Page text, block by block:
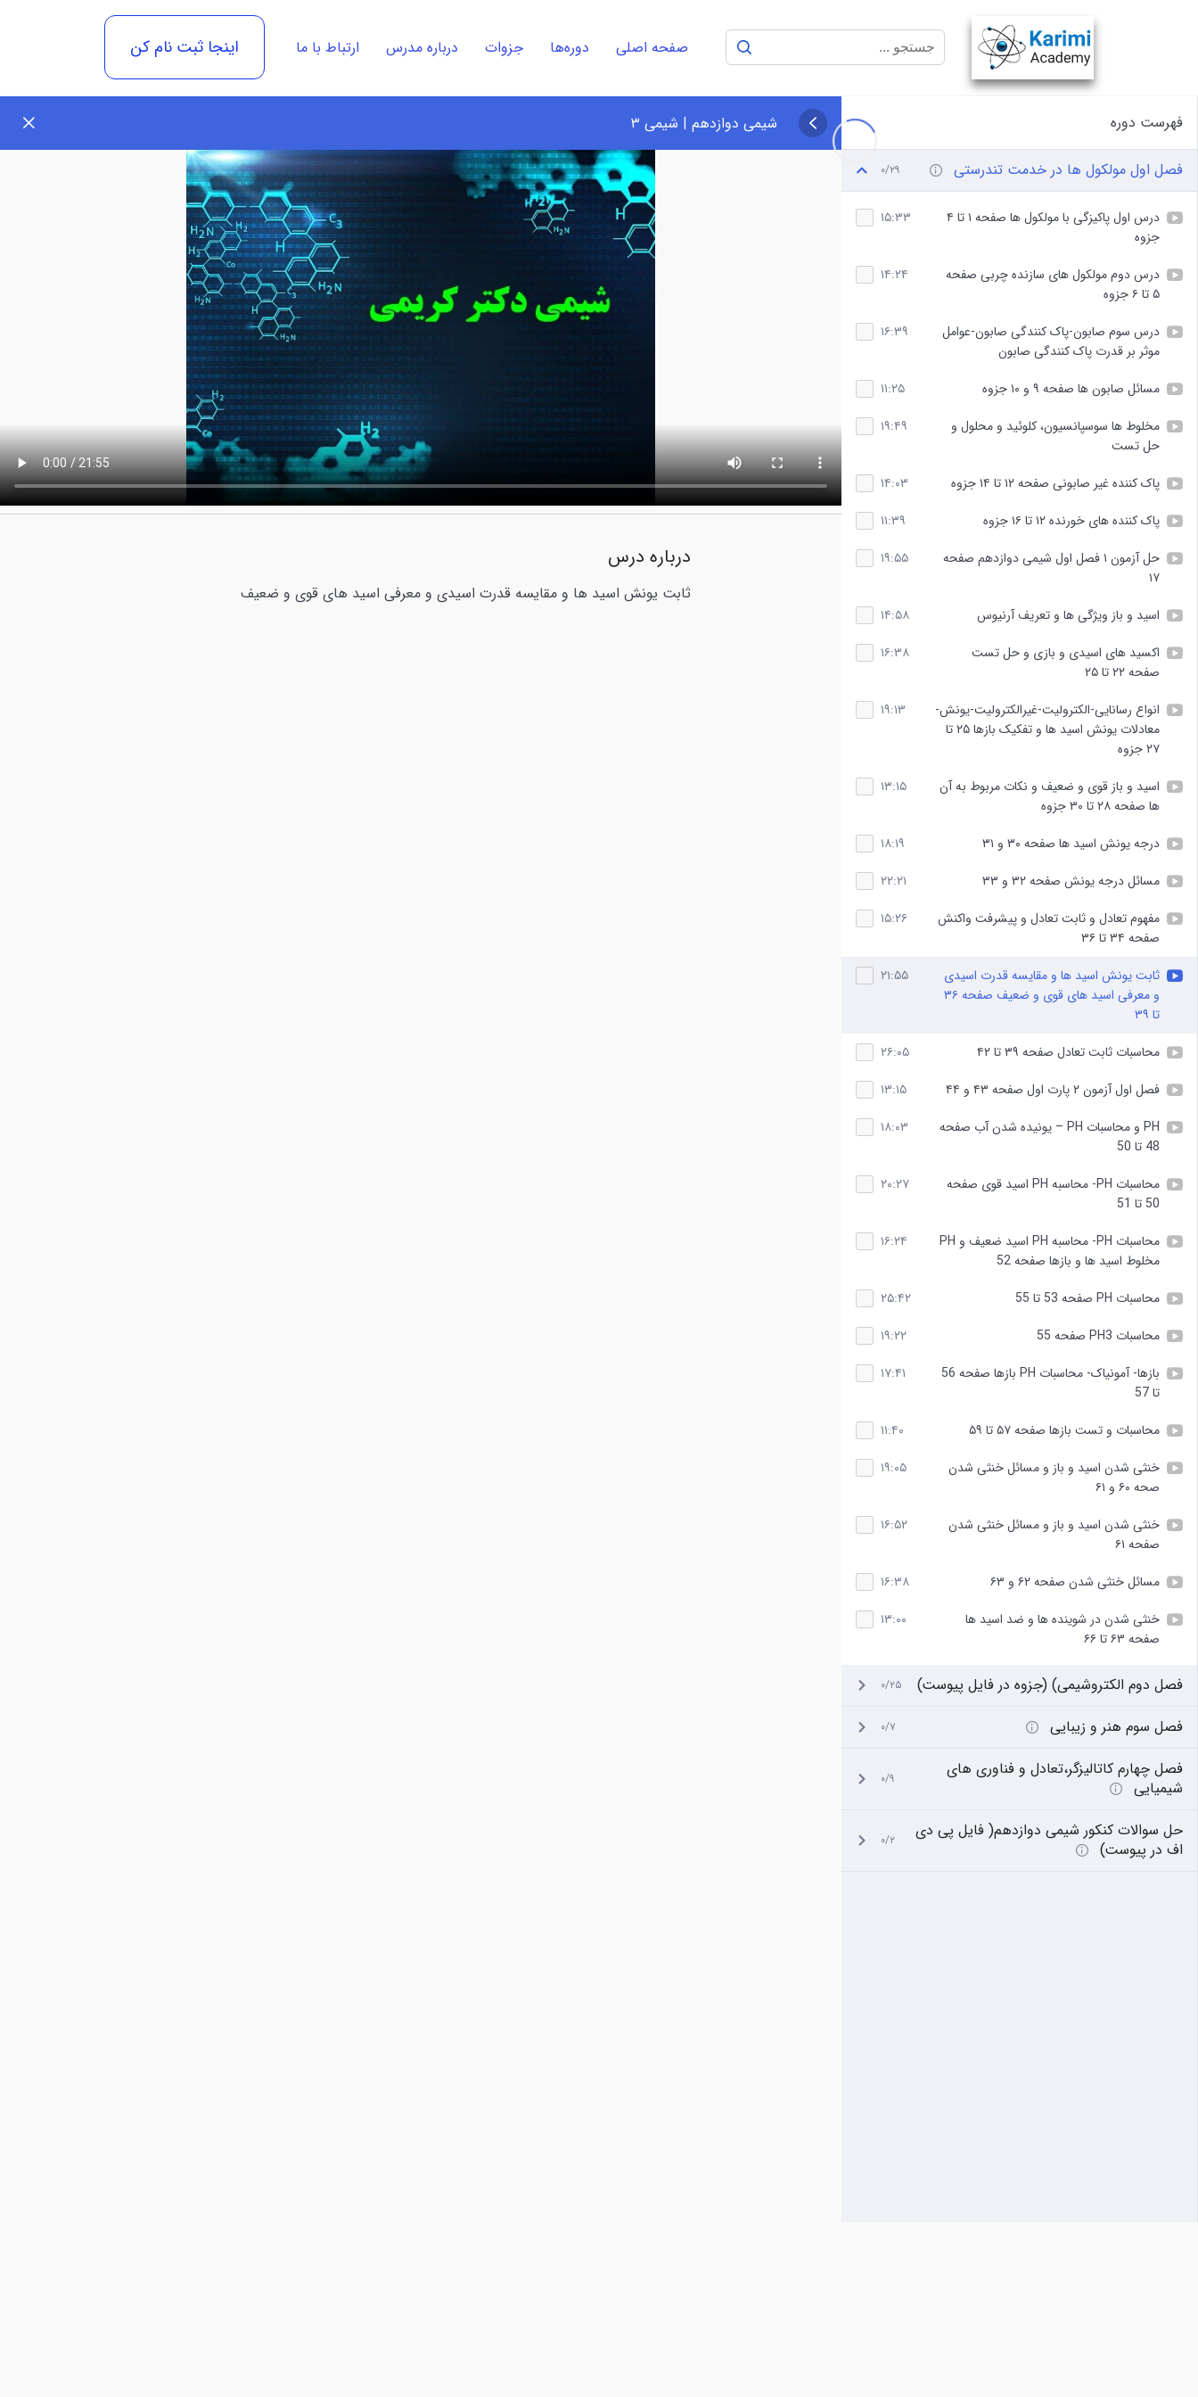
صفحه اصلی دوره‌ها جزوات درباره مدرس ارتباط با ما اینجا ثبت نام کن
فهرست دوره
فصل اول مولکول ها در خدمت تندرستی ۰/۲۹
درس اول پاکیزگی با مولکول ها صفحه ۱ تا ۴
جزوه
۱۵:۳۳
درس دوم مولکول های سازنده چربی صفحه
۵ تا ۶ جزوه
۱۴:۲۴
درس سوم صابون-پاک کنندگی صابون-عوامل
موثر بر قدرت پاک کنندگی صابون
۱۶:۳۹
مسائل صابون ها صفحه ۹ و ۱۰ جزوه
۱۱:۲۵
مخلوط ها سوسپانسیون، کلوئید و محلول و
حل تست
۱۹:۴۹
پاک کننده غیر صابونی صفحه ۱۲ تا ۱۴ جزوه
۱۴:۰۳
پاک کننده های خورنده ۱۲ تا ۱۶ جزوه
۱۱:۳۹
حل آزمون ۱ فصل اول شیمی دوازدهم صفحه
۱۷
۱۹:۵۵
اسید و باز ویژگی ها و تعریف آرنیوس
۱۴:۵۸
اکسید های اسیدی و بازی و حل تست
صفحه ۲۲ تا ۲۵
۱۶:۳۸
انواع رسانایی-الکترولیت-غیرالکترولیت-یونش-
معادلات یونش اسید ها و تفکیک بازها ۲۵ تا
۲۷ جزوه
۱۹:۱۳
اسید و باز قوی و ضعیف و نکات مربوط به آن
ها صفحه ۲۸ تا ۳۰ جزوه
۱۳:۱۵
درجه یونش اسید ها صفحه ۳۰ و ۳۱
۱۸:۱۹
مسائل درجه یونش صفحه ۳۲ و ۳۳
۲۲:۲۱
مفهوم تعادل و ثابت تعادل و پیشرفت واکنش
صفحه ۳۴ تا ۳۶
۱۵:۲۶
ثابت یونش اسید ها و مقایسه قدرت اسیدی
و معرفی اسید های قوی و ضعیف صفحه ۳۶
تا ۳۹
۲۱:۵۵
محاسبات ثابت تعادل صفحه ۳۹ تا ۴۲
۲۶:۰۵
فصل اول آزمون ۲ پارت اول صفحه ۴۳ و ۴۴
۱۳:۱۵
PH و محاسبات PH – یونیده شدن آب صفحه
48 تا 50
۱۸:۰۳
محاسبات PH- محاسبه PH اسید قوی صفحه
50 تا 51
۲۰:۲۷
محاسبات PH- محاسبه PH اسید ضعیف و PH
مخلوط اسید ها و بازها صفحه 52
۱۶:۲۴
محاسبات PH صفحه 53 تا 55
۲۵:۴۲
محاسبات PH3 صفحه 55
۱۹:۲۲
بازها- آمونیاک- محاسبات PH بازها صفحه 56
تا 57
۱۷:۴۱
محاسبات و تست بازها صفحه ۵۷ تا ۵۹
۱۱:۴۰
خنثی شدن اسید و باز و مسائل خنثی شدن
صحه ۶۰ و ۶۱
۱۹:۰۵
خنثی شدن اسید و باز و مسائل خنثی شدن
صفحه ۶۱
۱۶:۵۲
مسائل خنثی شدن صفحه ۶۲ و ۶۳
۱۶:۳۸
خنثی شدن در شوینده ها و ضد اسید ها
صفحه ۶۳ تا ۶۶
۱۳:۰۰
فصل دوم الکتروشیمی) (جزوه در فایل پیوست) ۰/۲۵
فصل سوم هنر و زیبایی ۰/۷
فصل چهارم کاتالیزگر،تعادل و فناوری های
شیمیایی
۰/۹
حل سوالات کنکور شیمی دوازدهم( فایل پی دی
اف در پیوست)
۰/۲
شیمی دوازدهم | شیمی ۳
درباره درس
ثابت یونش اسید ها و مقایسه قدرت اسیدی و معرفی اسید های قوی و ضعیف